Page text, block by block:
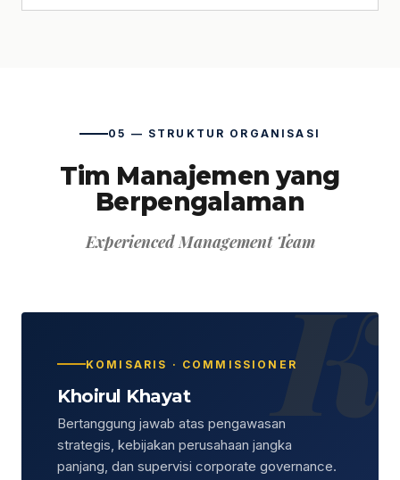
05 — STRUKTUR ORGANISASI
Tim Manajemen yang
Berpengalaman
Experienced Management Team
K
KOMISARIS · COMMISSIONER
Khoirul Khayat
Bertanggung jawab atas pengawasan
strategis, kebijakan perusahaan jangka
panjang, dan supervisi corporate governance.